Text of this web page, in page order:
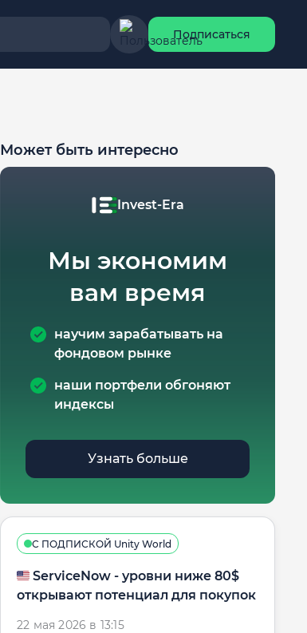
Подписаться
Может быть интересно
Invest-Era
Мы экономим
вам время
научим зарабатывать на
фондовом рынке
наши портфели обгоняют
индексы
Узнать больше
С ПОДПИСКОЙ Unity World
🇺🇸 ServiceNow - уровни ниже 80$
открывают потенциал для покупок
22 мая 2026 в 13:15